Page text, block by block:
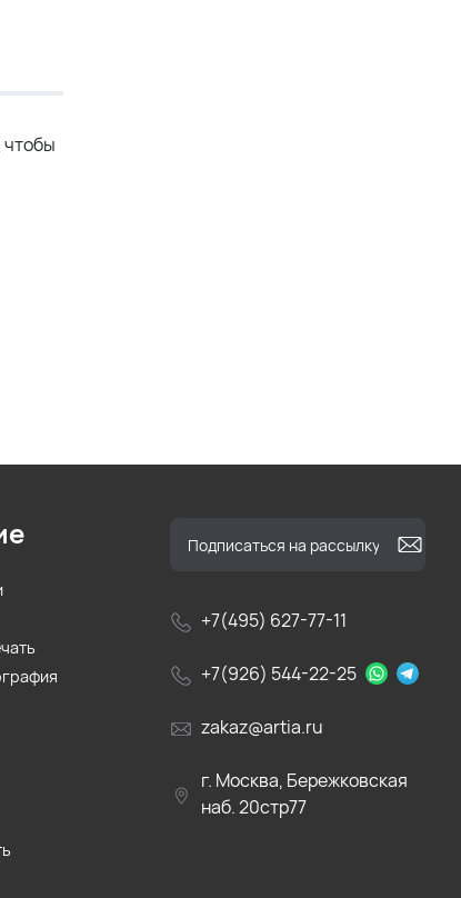
чтобы
+7(495) 627-77-11
+7(926) 544-22-25
zakaz@artia.ru
г. Москва, Бережковская
наб. 20стр77